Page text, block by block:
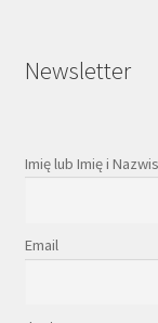
Newsletter
Imię lub Imię i
Email